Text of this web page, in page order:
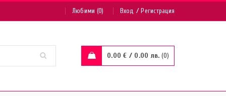
Любими (0) Вход /Регистрация
0.00€ / 0.00 лв. 0